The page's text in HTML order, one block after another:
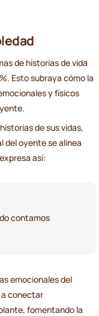
de historias de vida
Esto subraya cómo la
y físicos
de sus vidas,
del oyente se alinea
así:
contamos
emocionales del
a conectar
fomentando la